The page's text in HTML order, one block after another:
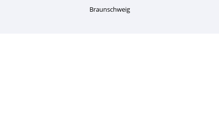
Braunschweig